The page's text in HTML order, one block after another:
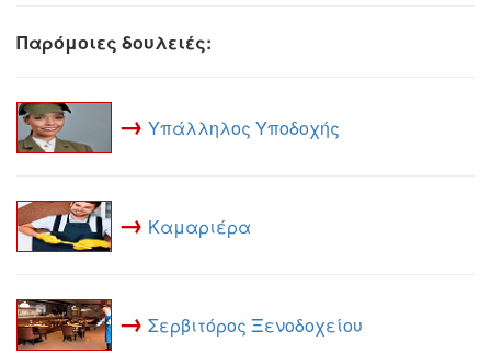
Παρόμοιες δουλειές:
→ Υπάλληλος Υποδοχής
→ Καμαριέρα
→ Σερβιτόρος Ξενοδοχείου